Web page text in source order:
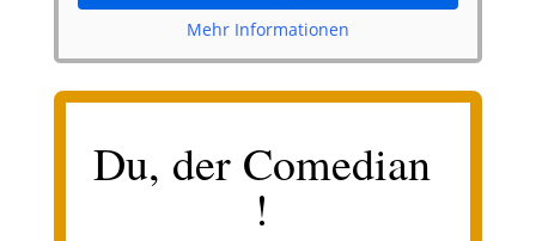
Mehr Informationen
Du, der Comedian
!